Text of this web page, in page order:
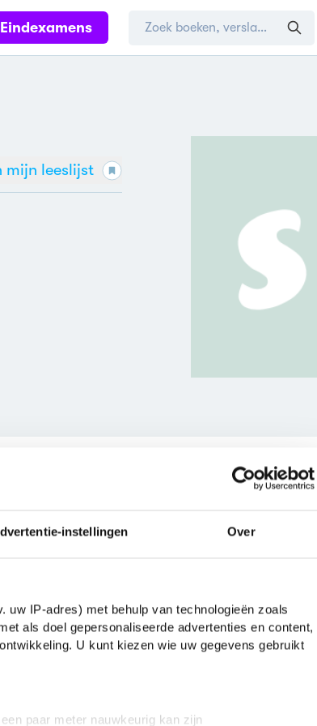
instellingen Over
uw IP-adres) met behulp van technologieën zoals
als doel gepersonaliseerde advertenties en content,
U kunt kiezen wie uw gegevens gebruikt
paar meter nauwkeurig kan zijn
Eindexamens
mijn leeslijst
verfilmd?
voor zover wij weten niet. Maar als je denkt van wel,